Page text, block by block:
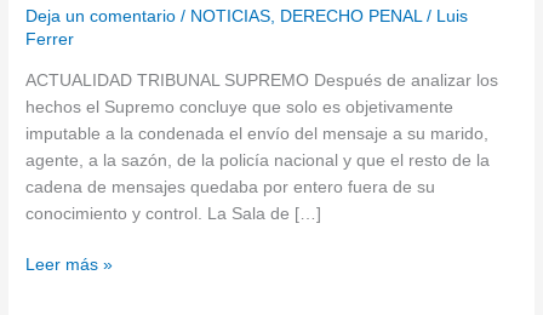
Deja un comentario / NOTICIAS, DERECHO PENAL/ Luis
Ferrer
ACTUALIDAD TRIBUNAL SUPREMO Después de analizar los
hechos el Supremo concluye que solo es objetivamente
imputable a la condenada el envío del mensaje a su marido,
agente, a la sazón, de la policía nacional y que el resto de la
cadena de mensajes quedaba por entero fuera de su
conocimiento y control. La Sala de […]
local
que
su
informe
Leer más »